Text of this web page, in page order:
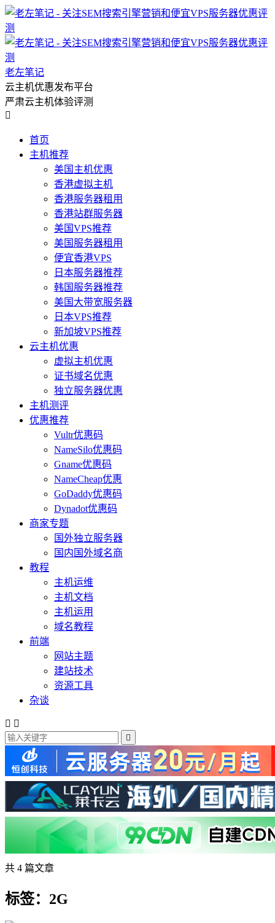
老左笔记
云主机优惠发布平台
严肃云主机体验评测

首页
主机推荐
美国主机优惠
香港虚拟主机
香港服务器租用
香港站群服务器
美国VPS推荐
美国服务器租用
便宜香港VPS
日本服务器推荐
韩国服务器推荐
美国大带宽服务器
日本VPS推荐
新加坡VPS推荐
云主机优惠
虚拟主机优惠
证书域名优惠
独立服务器优惠
主机测评
优惠推荐
Vultr优惠码
NameSilo优惠码
Gname优惠码
NameCheap优惠
GoDaddy优惠码
Dynadot优惠码
商家专题
国外独立服务器
国内国外域名商
教程
主机运维
主机文档
主机运用
域名教程
前端
网站主题
建站技术
资源工具
杂谈
 

共 4 篇文章
标签：2G